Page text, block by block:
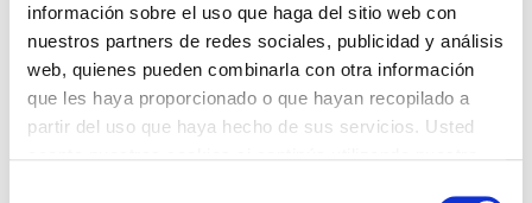
información sobre el uso que haga del sitio web con
nuestros partners de redes sociales, publicidad y análisis
web, quienes pueden combinarla con otra información
que les haya proporcionado o que hayan recopilado a
partir del uso que haya hecho de sus servicios. Usted